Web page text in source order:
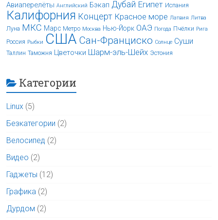
Авиаперелёты Английский Бэкап Дубай Египет Испания
Калифорния Концерт Красное море Латвия Литва
Луна МКС Марс Метро Москва Нью-Йорк ОАЭ Погода Пчёлки Рига
Россия Рыбки США Сан-Франциско Солнце Суши
Таллин Таможня Цветочки Шарм-эль-Шейх Эстония
Категории
Linux (5)
Безкатегории (2)
Велосипед (2)
Видео (2)
Гаджеты (12)
Графика (2)
Дурдом (2)